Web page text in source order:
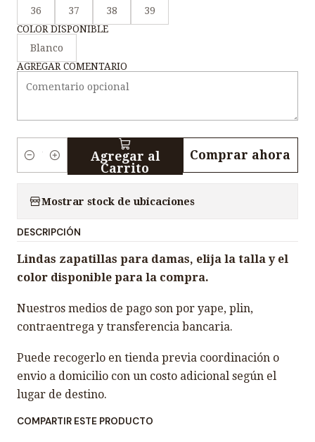
36
37 38
39
COLOR DISPONIBLE
Blanco
AGREGAR COMENTARIO
i
d
a
Agregar al
Carrito
Comprar ahora
Mostrar stock de ubicaciones
DESCRIPCIÓN
Lindas zapatillas para damas, elija la talla y el
color disponible para la compra.
Nuestros medios de pago son por yape, plin,
contraentrega y transferencia bancaria.
Puede recogerlo en tienda previa coordinación o
envio a domicilio con un costo adicional según el
lugar de destino.
COMPARTIR ESTE PRODUCTO